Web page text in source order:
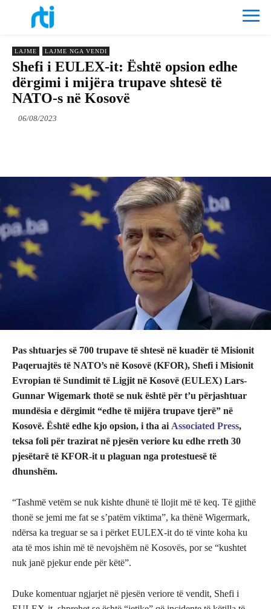
LAJME LAJME NGA VENDI
Shefi i EULEX-it: Është opsion edhe
dërgimi i mijëra trupave shtesë të
NATO-s në Kosovë
06/08/2023
Pas shtuarjes së 700 trupave të shtesë në kuadër të Misionit
Paqeruajtës të NATO’s në Kosovë (KFOR), Shefi i Misionit
Evropian të Sundimit të Ligjit në Kosovë (EULEX) Lars-
Gunnar Wigemark thotë se nuk është për t’u përjashtuar
mundësia e dërgimit “edhe të mijëra trupave tjerë” në
Kosovë. Është edhe kjo opsion, i tha ai Associated Press,
teksa foli për trazirat në pjesën veriore ku edhe rreth 30
pjesëtarë të KFOR-it u plaguan nga protestuesë të
dhunshëm.
“Tashmë vetëm se nuk kishte dhunë të llojit më të keq. Të gjithë
thonë se jemi me fat se s’patëm viktima”, ka thënë Wigermark,
ndërsa ka treguar se sa i përket EULEX-it do të vinte koha ku
ata të mos ishin më të nevojshëm në Kosovës, por se “kushtet
nuk janë pjekur ende për këtë”.
Duke komentuar ngjarjet në pjesën veriore të vendit, Shefi i